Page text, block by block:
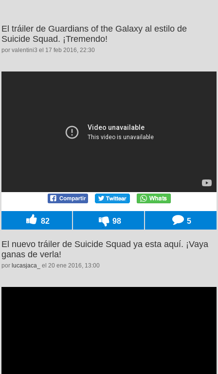
El tráiler de Guardians of the Galaxy al estilo de
Suicide Squad. ¡Tremendo!
por valentini3 el 17 feb 2016, 22:30
82 98 5
El nuevo tráiler de Suicide Squad ya esta aquí. ¡Vaya
ganas de verla!
por lucasjaca_ el 20 ene 2016, 13:00